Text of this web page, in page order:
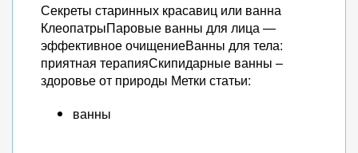
Секреты старинных красавиц или ванна
КлеопатрыПаровые ванны для лица —
эффективное очищениеВанны для тела:
приятная терапияСкипидарные ванны –
здоровье от природы Метки статьи:
ванны